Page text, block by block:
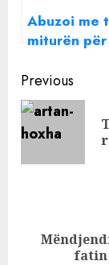
Abuzoi me
miturën
meshkuj të
Shkëlqim
S’jam bërë
pishman!
Continue
Reading
Previous
Next
fatin